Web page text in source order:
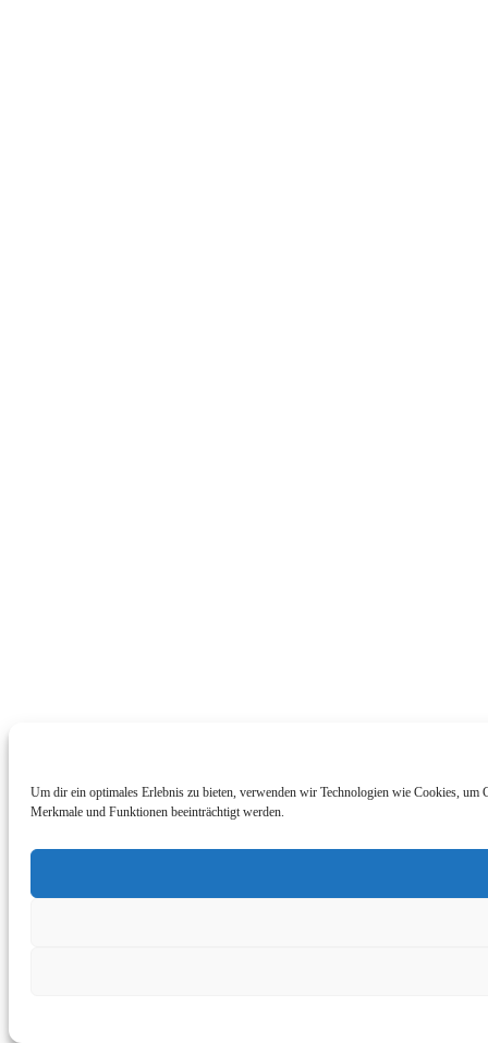
Um dir ein optimales Erlebnis zu bieten, verwenden wir Technologien wie Cookies, um
Merkmale und Funktionen beeinträchtigt werden.